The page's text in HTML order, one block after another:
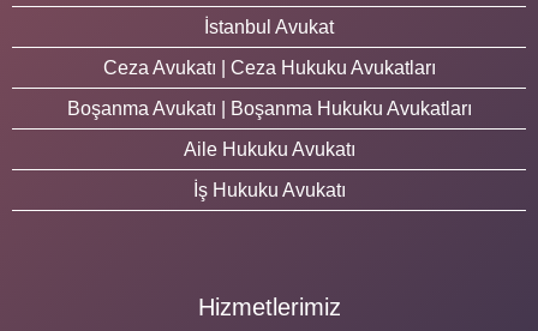
İstanbul Avukat
Ceza Avukatı | Ceza Hukuku Avukatları
Boşanma Avukatı | Boşanma Hukuku Avukatları
Aile Hukuku Avukatı
İş Hukuku Avukatı
Hizmetlerimiz